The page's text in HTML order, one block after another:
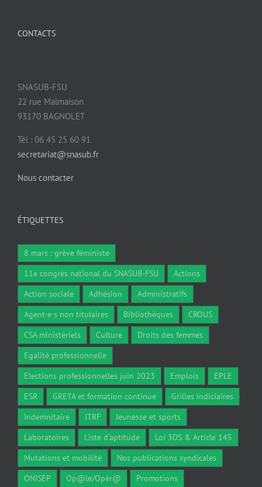
CONTACTS
SNASUB-FSU
22 rue Malmaison
93170 BAGNOLET
Tél : 06 45 25 60 91
secretariat@snasub.fr
Nous contacter
ÉTIQUETTES
8 mars : grève féministe
11e congrès national du SNASUB-FSU
Actions
Action sociale
Adhésion
Administratifs
Agent·e·s non titulaires
Bibliothèques
CROUS
CSA ministériels
Culture
Droits des femmes
Egalité professionnelle
Elections professionnelles juin 2023
Emplois
EPLE
ESR
GRETA et formation continue
Grilles indiciaires
Indemnitaire
ITRF
Jeunesse et sports
Laboratoires
Liste d'aptitude
Loi 3DS & Article 145
Mutations et mobilité
Nos publications syndicales
ONISEP
Op@le/Opér@ Promotions